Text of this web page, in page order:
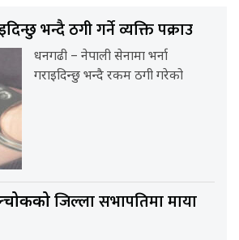
भन्दै ठगी गर्ने व्यक्ति पक्राउ
धनगढी – नेपाली सेनामा भर्ना
गराइदिन्छु भन्दै रकम ठगी गरेको
जिल्ला सभापतिमा माया